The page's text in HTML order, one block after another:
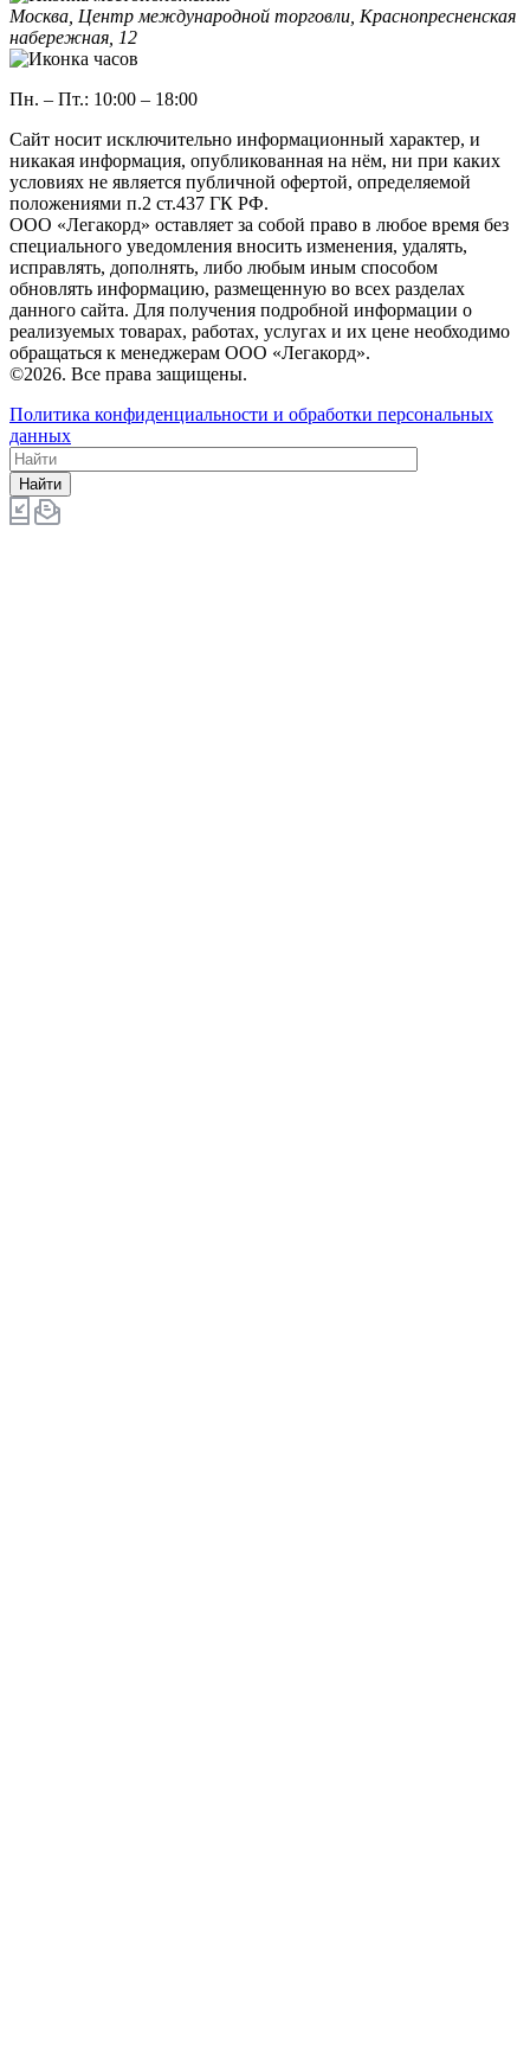
Москва, Центр международной торговли, Краснопресненская
набережная, 12
Пн. – Пт.: 10:00 – 18:00
Сайт носит исключительно информационный характер, и
никакая информация, опубликованная на нём, ни при каких
условиях не является публичной офертой, определяемой
положениями п.2 ст.437 ГК РФ.
ООO «Легакорд» оставляет за собой право в любое время без
специального уведомления вносить изменения, удалять,
исправлять, дополнять, либо любым иным способом
обновлять информацию, размещенную во всех разделах
данного сайта. Для получения подробной информации о
реализуемых товарах, работах, услугах и их цене необходимо
обращаться к менеджерам ООО «Легакорд».
©2026. Все права защищены.
Политика конфиденциальности и обработки персональных
данных
Найти